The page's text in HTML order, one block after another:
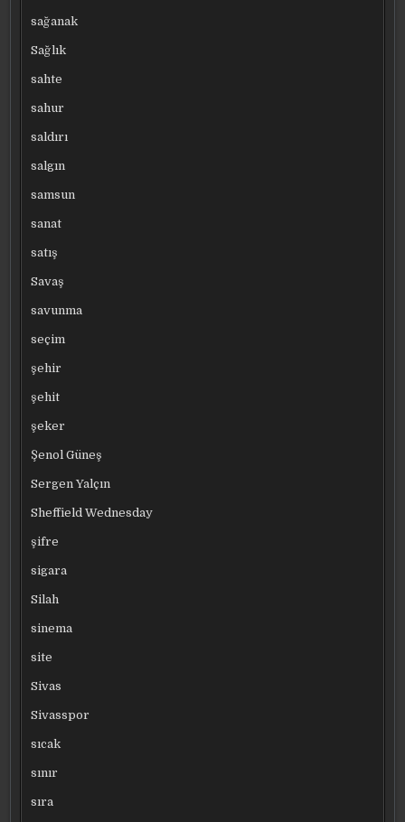
sağanak
Sağlık
sahte
sahur
saldırı
salgın
samsun
sanat
satış
Savaş
savunma
seçim
şehir
şehit
şeker
Şenol Güneş
Sergen Yalçın
Sheffield Wednesday
şifre
sigara
Silah
sinema
site
Sivas
Sivasspor
sıcak
sınır
sıra